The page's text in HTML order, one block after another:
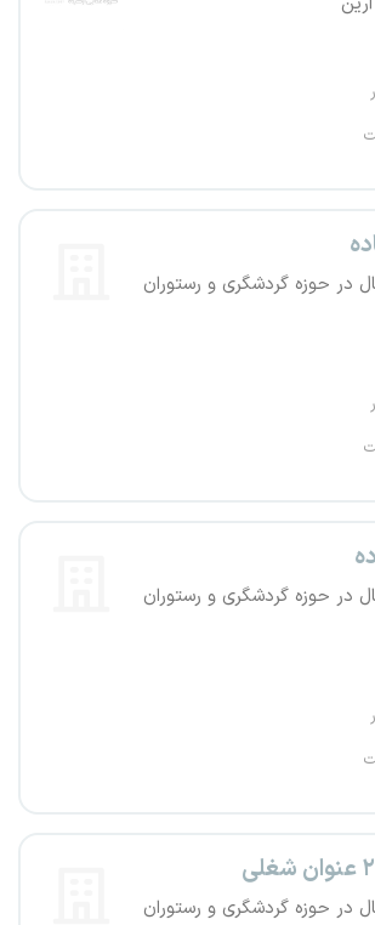
در حوزه گردشگری و رستوران
در حوزه گردشگری و رستوران
در حوزه گردشگری و رستوران